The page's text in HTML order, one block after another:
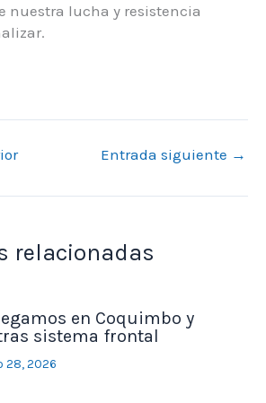
nuestra lucha y resistencia
Entrada siguiente →
relacionadas
en Coquimbo y
sistema frontal
28, 2026